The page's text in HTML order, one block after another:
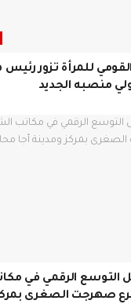
للمرأة تزور رئيس
منصبه الجديد
التوسع الرقمي في
فرع صهرجت الصغرى